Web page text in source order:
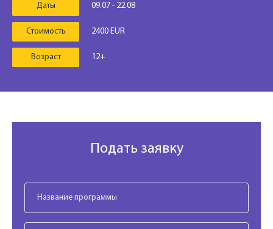
Даты 09.07 - 22.08
Стоимость 2400 EUR
Возраст 12+
Подать заявку